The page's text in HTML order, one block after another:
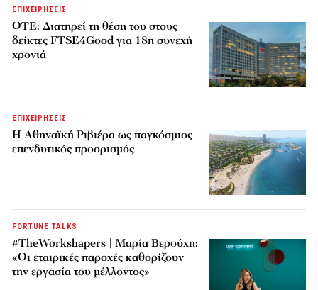
ΕΠΙΧΕΙΡΗΣΕΙΣ
ΟΤΕ: Διατηρεί τη θέση του στους
δείκτες FTSE4Good για 18η συνεχή
χρονιά
ΕΠΙΧΕΙΡΗΣΕΙΣ
Η Αθηναϊκή Ριβιέρα ως παγκόσμιος
επενδυτικός προορισμός
FORTUNE TALKS
#TheWorkshapers | Μαρία Βερούχη:
«Οι εταιρικές παροχές καθορίζουν
την εργασία του μέλλοντος»